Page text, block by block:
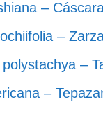
–
–
–
–